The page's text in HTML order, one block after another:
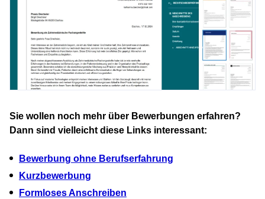
Sie wollen noch mehr über Bewerbungen erfahren?
Dann sind vielleicht diese Links interessant:
Bewerbung ohne Berufserfahrung
Kurzbewerbung
Formloses Anschreiben